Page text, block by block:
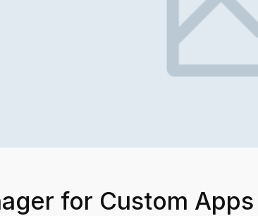
for Custom Apps